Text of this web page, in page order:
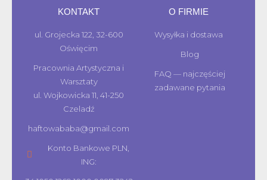
KONTAKT
ul. Grojecka 122, 32-600
Oświęcim
Pracownia Artystyczna i
Warsztaty
ul. Wojkowicka 11, 41-250
Czeladź
haftowababa@gmail.com
Konto Bankowe PLN,
ING:
O FIRMIE
Wysyłka i dostawa
Blog
FAQ — najczęściej
zadawane pytania